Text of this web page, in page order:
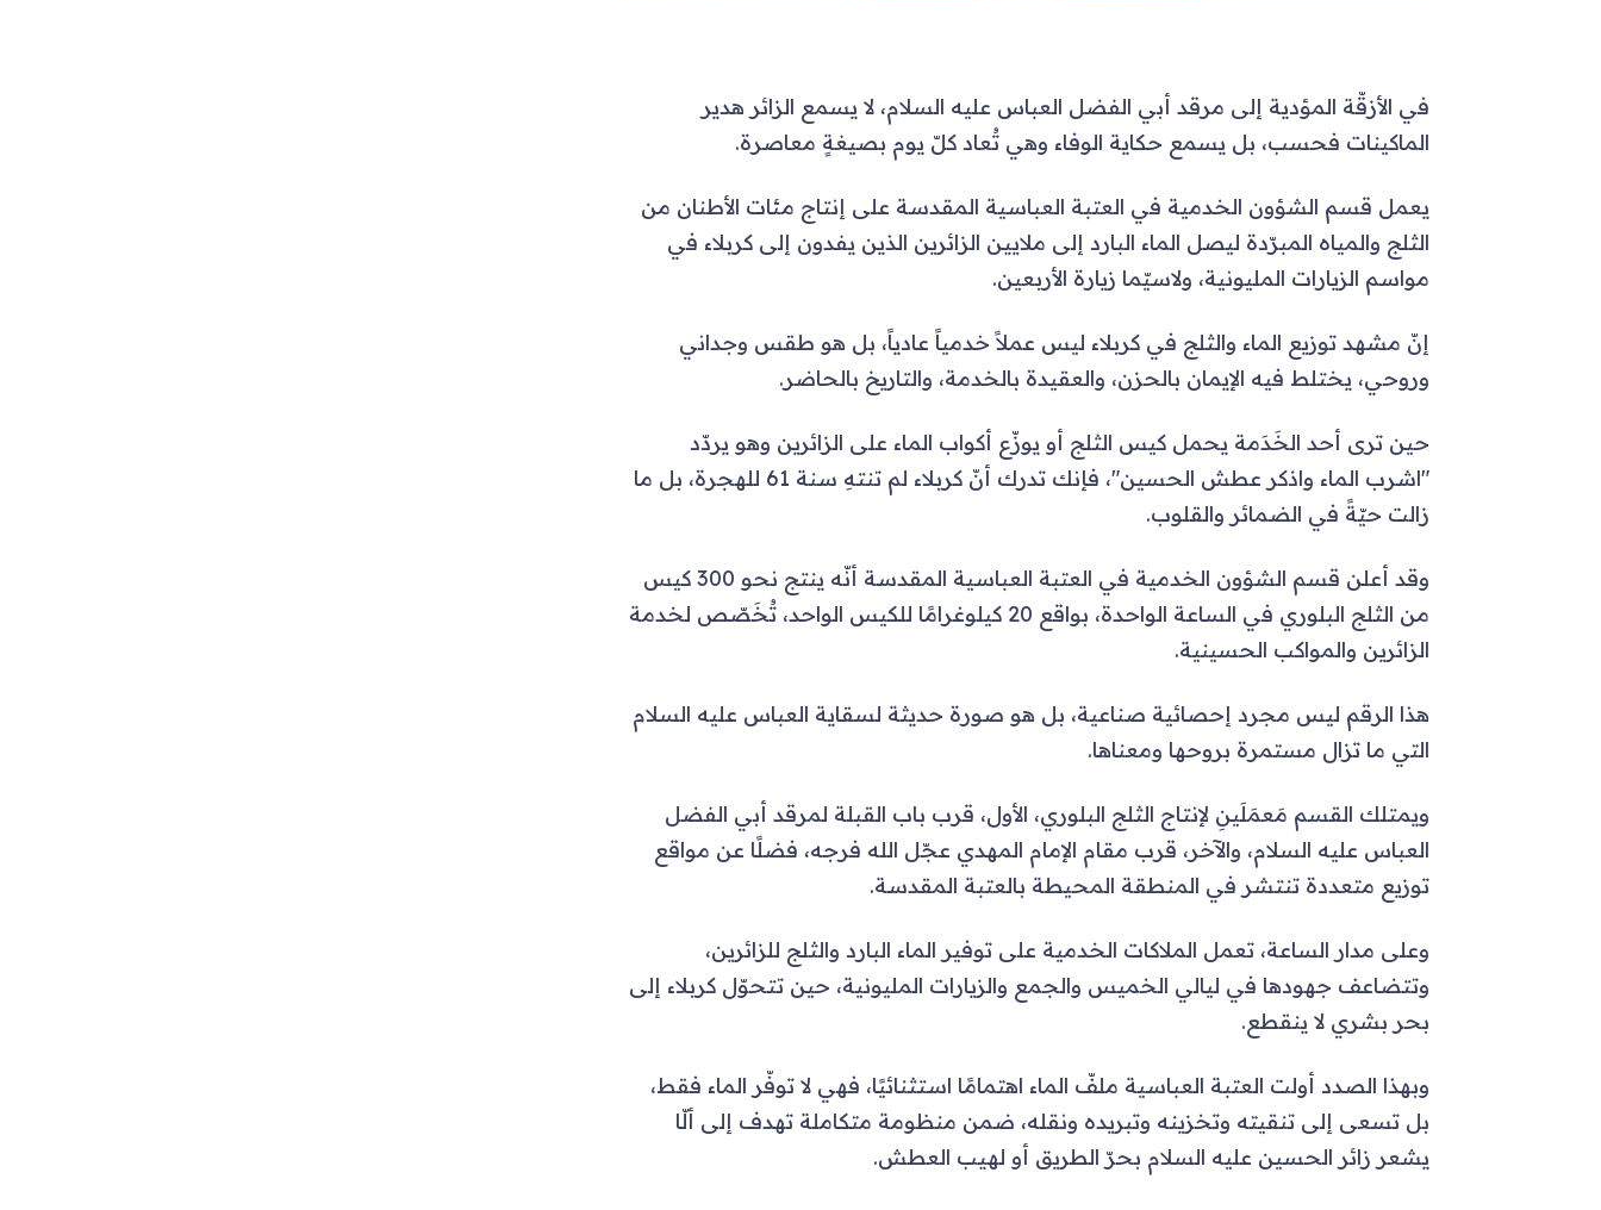
في الأزقّة المؤدية إلى مرقد أبي الفضل العباس عليه السلام، لا يسمع الزائر هدير
الماكينات فحسب، بل يسمع حكاية الوفاء وهي تُعاد كلّ يوم بصيغةٍ معاصرة.
يعمل قسم الشؤون الخدمية في العتبة العباسية المقدسة على إنتاج مئات الأطنان من
الثلج والمياه المبرّدة ليصل الماء البارد إلى ملايين الزائرين الذين يفدون إلى كربلاء في
مواسم الزيارات المليونية، ولاسيّما زيارة الأربعين.
إنّ مشهد توزيع الماء والثلج في كربلاء ليس عملاً خدمياً عادياً، بل هو طقس وجداني
وروحي، يختلط فيه الإيمان بالحزن، والعقيدة بالخدمة، والتاريخ بالحاضر.
حين ترى أحد الخَدَمة يحمل كيس الثلج أو يوزّع أكواب الماء على الزائرين وهو يردّد
"اشرب الماء واذكر عطش الحسين"، فإنك تدرك أنّ كربلاء لم تنتهِ سنة 61 للهجرة، بل ما
زالت حيّةً في الضمائر والقلوب.
وقد أعلن قسم الشؤون الخدمية في العتبة العباسية المقدسة أنّه ينتج نحو 300 كيس
من الثلج البلوري في الساعة الواحدة، بواقع 20 كيلوغرامًا للكيس الواحد، تُخَصّص لخدمة
الزائرين والمواكب الحسينية.
هذا الرقم ليس مجرد إحصائية صناعية، بل هو صورة حديثة لسقاية العباس عليه السلام
التي ما تزال مستمرة بروحها ومعناها.
ويمتلك القسم مَعمَلَينِ لإنتاج الثلج البلوري، الأول، قرب باب القبلة لمرقد أبي الفضل
العباس عليه السلام، والآخر، قرب مقام الإمام المهدي عجّل الله فرجه، فضلًا عن مواقع
توزيع متعددة تنتشر في المنطقة المحيطة بالعتبة المقدسة.
وعلى مدار الساعة، تعمل الملاكات الخدمية على توفير الماء البارد والثلج للزائرين،
وتتضاعف جهودها في ليالي الخميس والجمع والزيارات المليونية، حين تتحوّل كربلاء إلى
بحر بشري لا ينقطع.
وبهذا الصدد أولت العتبة العباسية ملفّ الماء اهتمامًا استثنائيًا، فهي لا توفّر الماء فقط،
بل تسعى إلى تنقيته وتخزينه وتبريده ونقله، ضمن منظومة متكاملة تهدف إلى ألّا
يشعر زائر الحسين عليه السلام بحرّ الطريق أو لهيب العطش.